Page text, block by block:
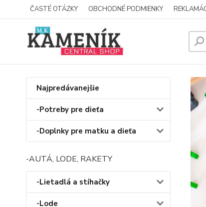
ČASTÉ OTÁZKY OBCHODNÉ PODMIENKY
Najpredávanejšie
-Potreby pre dieťa
-Doplnky pre matku a dieťa
-AUTÁ, LODE, RAKETY
-Lietadlá a stíhačky
-Lode